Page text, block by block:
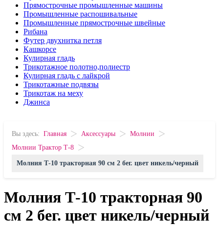
Прямострочные промышленные машины
Промышленные распошивальные
Промышленные прямострочные швейные
Рибана
Футер двухнитка петля
Кашкорсе
Кулирная гладь
Трикотажное полотно,полиестр
Кулирная гладь с лайкрой
Трикотажные подвязы
Трикотаж на меху
Джинса
Вы здесь: Главная > Аксессуары > Молнии >
Молнии Трактор Т-8 >
Молния Т-10 тракторная 90 см 2 бег. цвет никель/черный
Молния Т-10 тракторная 90
см 2 бег. цвет никель/черный